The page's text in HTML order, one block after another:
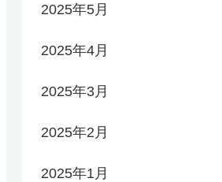
2025年5月
2025年4月
2025年3月
2025年2月
2025年1月